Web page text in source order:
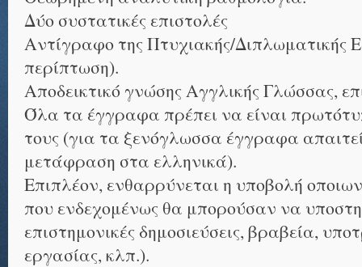
Δύο συστατικές επιστολές
Αντίγραφο της Πτυχιακής/Διπλωματικής
περίπτωση).
Αποδεικτικό γνώσης Αγγλικής Γλώσσας,
Όλα τα έγγραφα πρέπει να είναι
τους (για τα ξενόγλωσσα έγγραφα
μετάφραση στα ελληνικά).
Επιπλέον, ενθαρρύνεται η υποβολή
που ενδεχομένως θα μπορούσαν να
επιστημονικές δημοσιεύσεις, βραβεία,
εργασίας, κλπ.).